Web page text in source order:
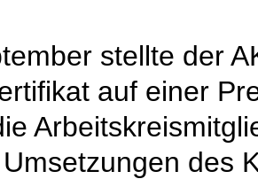
stellte der
auf einer
des